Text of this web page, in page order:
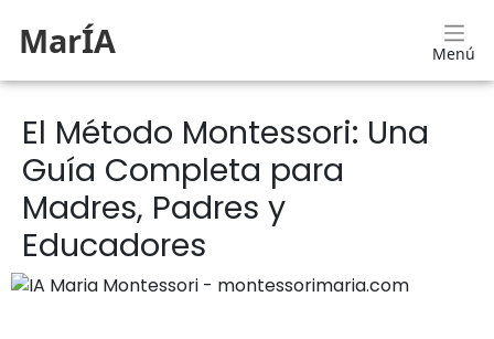
MarÍA Menú
El Método Montessori: Una
Guía Completa para
Madres, Padres y
Educadores